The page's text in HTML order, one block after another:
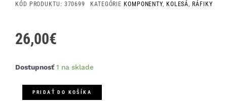
KÓD PRODUKTU: 370699 KATEGÓRIE KOMPONENTY, KOLESÁ, RÁFIKY
Dostupnosť 1 na sklade
množstvo
ROSS-PRIDAŤ DO KOŠÍKA
26,00€